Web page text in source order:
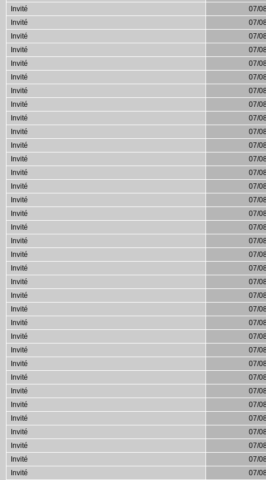
Invité
07/
Invité
07/
Invité
07/
Invité
07/
Invité
07/
Invité
07/
Invité
07/
Invité
07/
Invité
07/
Invité
07/
Invité
07/
Invité
07/
Invité
07/
Invité
07/
Invité
07/
Invité
07/
Invité
07/
Invité
07/
Invité
07/
Invité
07/
Invité
07/
Invité
07/
Invité
07/
Invité
07/
Invité
07/
Invité
07/
Invité
07/
Invité
07/
Invité
07/
Invité
07/
Invité
07/
Invité
07/
Invité
07/
Invité
07/
Invité
07/